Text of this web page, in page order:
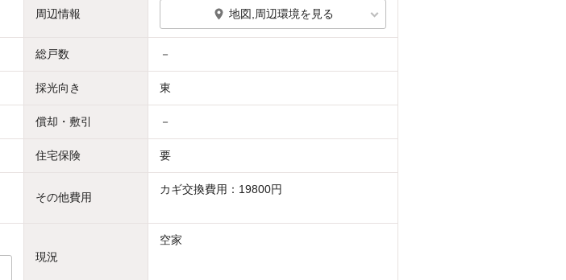
周辺情報 地図,周辺環境を見る
総戸数 －
採光向き 東
償却・敷引 －
住宅保険 要
その他費用
カギ交換費用：19800円
現況
空家